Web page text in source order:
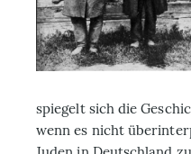
spiegelt sich die
wenn es nicht